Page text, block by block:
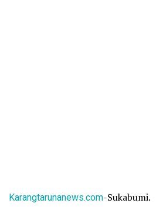
Karangtarunanews.com-Sukabumi.